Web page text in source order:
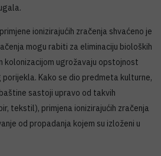
ionizirajućih zračenja shvaćeno je
mogu rabiti za eliminaciju bioloških
kolonizacijom ugrožavaju opstojnost
Kako se dio predmeta kulturne,
sastoji upravo od takvih
tekstil), primjena ionizirajućih zračenja
od propadanja kojem su izloženi u